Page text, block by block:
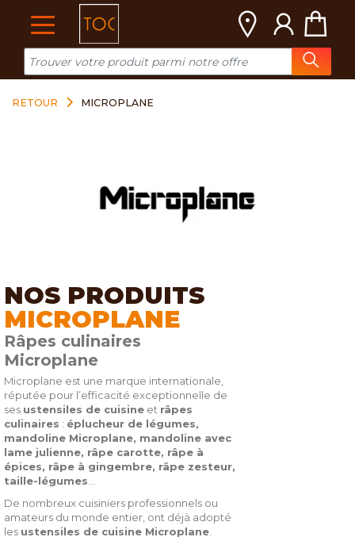
RETOUR MICROPLANE
NOS PRODUITS
MICROPLANE
Râpes culinaires
Microplane
Microplane est une marque internationale,
réputée pour l’efficacité exceptionnelle de
ses ustensiles de cuisine et râpes
culinaires : éplucheur de légumes,
mandoline Microplane, mandoline avec
lame julienne, râpe carotte, râpe à
épices, râpe à gingembre, râpe zesteur,
taille-légumes
De nombreux cuisiniers professionnels ou
amateurs du monde entier, ont déjà adopté
les ustensiles de cuisine Microplane
Cookies management panel